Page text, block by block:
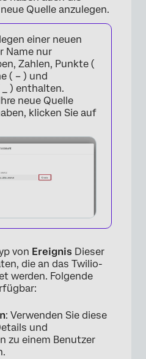
×
Quelle anzulegen.
einer neuen
Name nur
Zahlen, Punkte (
( – ) und
) enthalten.
neue Quelle
klicken Sie auf
von Ereignis Dieser
die an das Twilio-
werden. Folgende
: Verwenden Sie diese
und
zu einem Benutzer